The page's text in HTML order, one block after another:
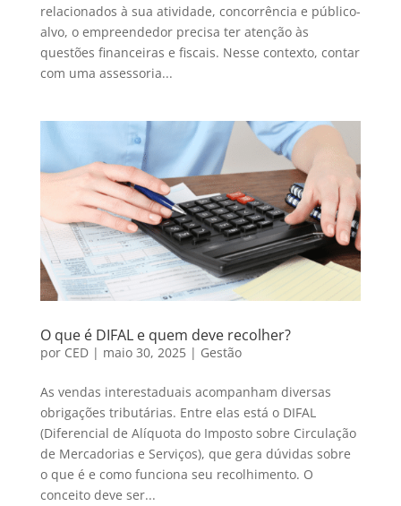
relacionados à sua atividade, concorrência e público-
alvo, o empreendedor precisa ter atenção às
questões financeiras e fiscais. Nesse contexto, contar
com uma assessoria...
O que é DIFAL e quem deve recolher?
por CED| maio 30, 2025| Gestão
As vendas interestaduais acompanham diversas
obrigações tributárias. Entre elas está o DIFAL
(Diferencial de Alíquota do Imposto sobre Circulação
de Mercadorias e Serviços), que gera dúvidas sobre
o que é e como funciona seu recolhimento. O
conceito deve ser...